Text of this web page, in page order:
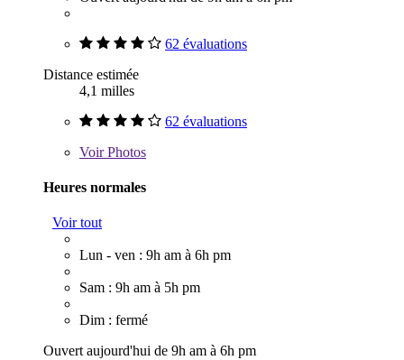
62 évaluations
Distance estimée
4,1 milles
62 évaluations
VoirPhotos
Heures normales
Voir tout
Lun - ven : 9h am à 6h pm
Sam : 9h am à 5h pm
Dim : fermé
Ouvert aujourd'hui de 9h am à 6h pm